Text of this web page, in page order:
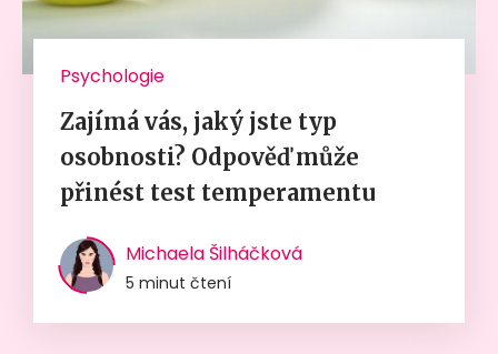
Psychologie
Zajímá vás, jaký jste typ
osobnosti? Odpověď může
přinést test temperamentu
Michaela Šilháčková
5 minut čtení